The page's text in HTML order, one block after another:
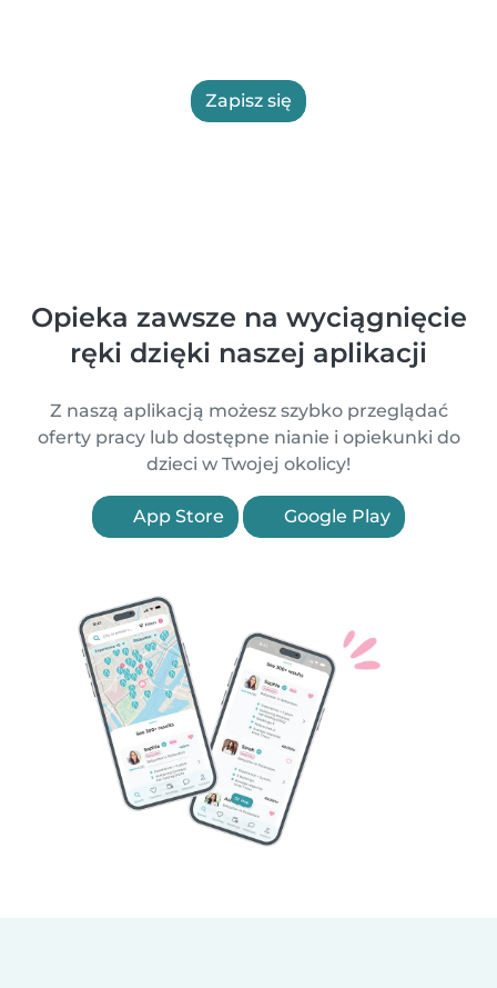
Zapisz się
Opieka zawsze na wyciągnięcie
ręki dzięki naszej aplikacji
Z naszą aplikacją możesz szybko przeglądać
oferty pracy lub dostępne nianie i opiekunki do
dzieci w Twojej okolicy!
App Store Google Play